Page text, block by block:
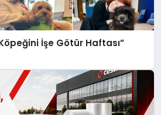
İşe Götür Haftası”